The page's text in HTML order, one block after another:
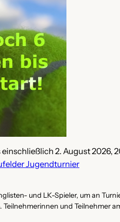
2. August 2026,
Jugendturnier
und LK-Spieler, um an
und Teilnehmer